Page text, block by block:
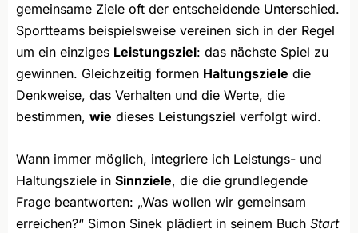
gemeinsame Ziele oft der entscheidende Unterschied.
Sportteams beispielsweise vereinen sich in der Regel
um ein einziges Leistungsziel: das nächste Spiel zu
gewinnen. Gleichzeitig formen Haltungsziele die
Denkweise, das Verhalten und die Werte, die
bestimmen, wie dieses Leistungsziel verfolgt wird.
Wann immer möglich, integriere ich Leistungs- und
Haltungsziele in Sinnziele, die die grundlegende
Frage beantworten: „Was wollen wir gemeinsam
erreichen?“ Simon Sinek plädiert in seinem Buch Start